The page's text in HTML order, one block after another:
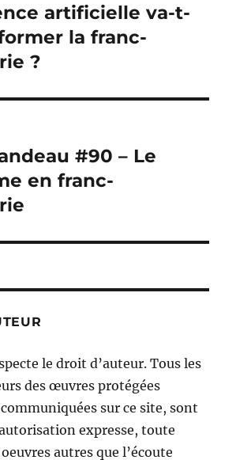
artificielle va-t-
la franc-
?
#90 – Le
en franc-
le droit d’auteur. Tous les
des œuvres protégées
sur ce site, sont
expresse, toute
autres que l’écoute